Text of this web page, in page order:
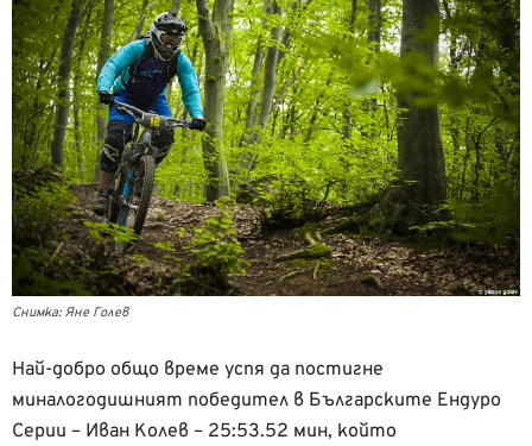
Снимка: Яне Голев
Най-добро общо време успя да постигне
миналогодишният победител в Българските Ендуро
Серии – Иван Колев – 25:53.52 мин, който